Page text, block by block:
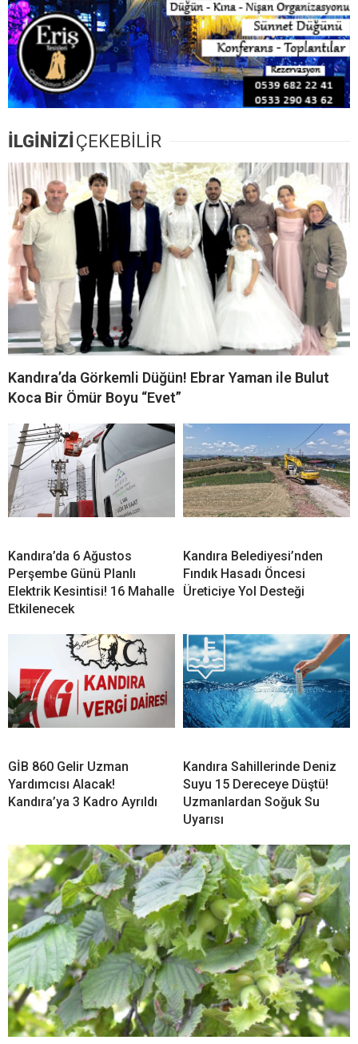
İLGİNİZİÇEKEBİLİR
Kandıra’da Görkemli Düğün! Ebrar Yaman ile Bulut
Koca Bir Ömür Boyu “Evet”
Kandıra’da 6 Ağustos
Perşembe Günü Planlı
Elektrik Kesintisi! 16 Mahalle
Etkilenecek
Kandıra Belediyesi’nden
Fındık Hasadı Öncesi
Üreticiye Yol Desteği
GİB 860 Gelir Uzman
Yardımcısı Alacak!
Kandıra’ya 3 Kadro Ayrıldı
Kandıra Sahillerinde Deniz
Suyu 15 Dereceye Düştü!
Uzmanlardan Soğuk Su
Uyarısı